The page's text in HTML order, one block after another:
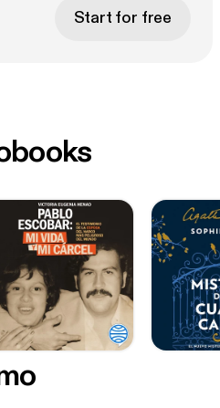
Start for free